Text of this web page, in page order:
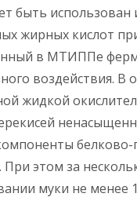
быть
жирных кислот
в МТИППе
воздействия. В
жидкой
белково-
этом за
муки не менее